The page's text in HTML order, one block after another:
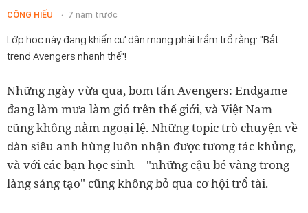
CÔNG HIẾU 7 năm trước
Lớp học này đang khiến cư dân mạng phải trầm trồ rằng: "Bắt
trend Avengers nhanh thế"!
Những ngày vừa qua, bom tấn Avengers: Endgame
đang làm mưa làm gió trên thế giới, và Việt Nam
cũng không nằm ngoại lệ. Những topic trò chuyện về
dàn siêu anh hùng luôn nhận được tương tác khủng,
và với các bạn học sinh – "những cậu bé vàng trong
làng sáng tạo" cũng không bỏ qua cơ hội trổ tài.